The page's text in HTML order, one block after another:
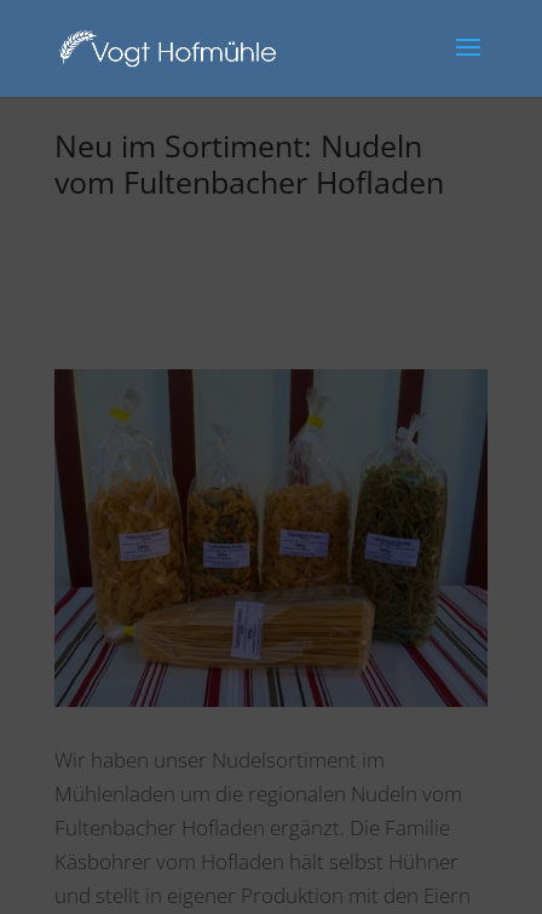
Neu im Sortiment: Nudeln
vom Fultenbacher Hofladen
Wir haben unser Nudelsortiment im
Mühlenladen um die regionalen Nudeln vom
Fultenbacher Hofladen ergänzt. Die Familie
Käsbohrer vom Hofladen hält selbst Hühner
und stellt in eigener Produktion mit den Eiern